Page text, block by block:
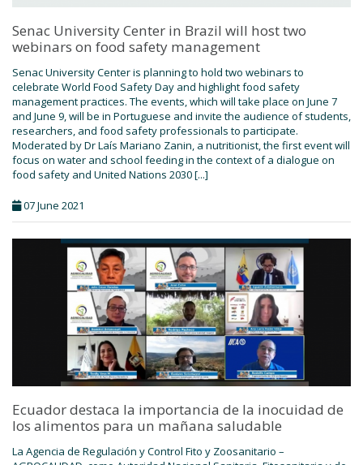
Senac University Center in Brazil will host two
webinars on food safety management
Senac University Center is planning to hold two webinars to
celebrate World Food Safety Day and highlight food safety
management practices. The events, which will take place on June 7
and June 9, will be in Portuguese and invite the audience of students,
researchers, and food safety professionals to participate.
Moderated by Dr Laís Mariano Zanin, a nutritionist, the first event will
focus on water and school feeding in the context of a dialogue on
food safety and United Nations 2030 [...]
07 June 2021
Ecuador destaca la importancia de la inocuidad de
los alimentos para un mañana saludable
La Agencia de Regulación y Control Fito y Zoosanitario –